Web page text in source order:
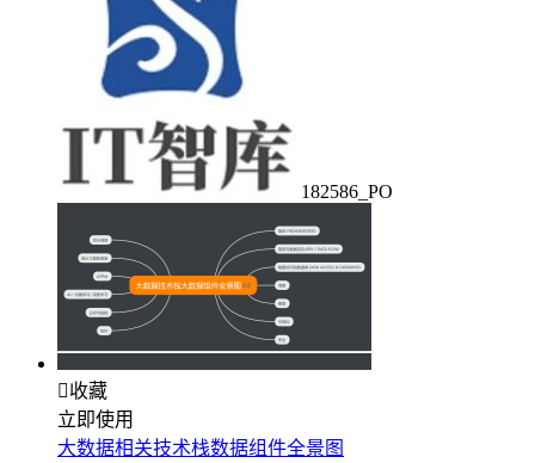
182586_PO
收藏
立即使用
大数据相关技术栈数据组件全景图